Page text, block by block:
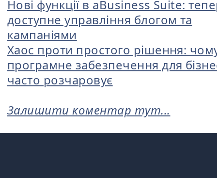
Нові функції в aBusiness Suite:
доступне управління блогом та
кампаніями
Хаос проти простого рішення:
програмне забезпечення для
часто розчаровує
Залишити коментар тут...